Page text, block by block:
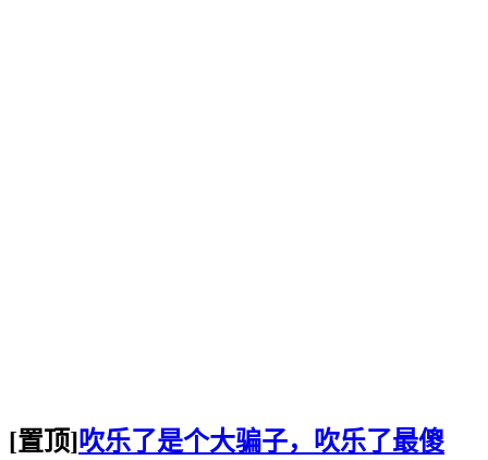
[置顶]吹乐了是个大骗子，吹乐了最傻